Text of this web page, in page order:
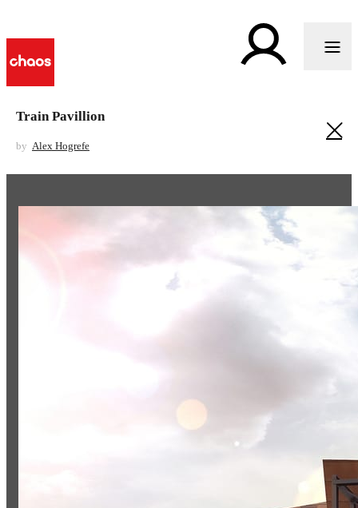
Train Pavillion
by Alex Hogrefe